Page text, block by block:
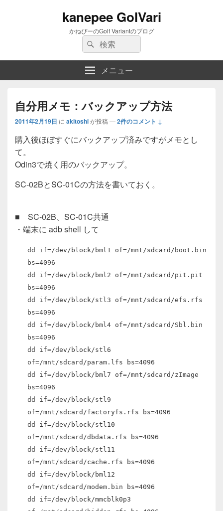
kanepee GolVari
かねぴーのGolf Variantのブログ
検
索:
検
索
メニュー
自分用メモ：バックアップ方法
2011年2月19日 に akitoshiが投稿 —2件のコメント ↓
購入後ほぼすぐにバックアップ済みですがメモとし
て。
Odin3で焼く用のバックアップ。
SC-02BとSC-01Cの方法を書いておく。
■ SC-02B、SC-01C共通
・端末に adb shell して
dd if=/dev/block/bml1 of=/mnt/sdcard/boot.bin
bs=4096
dd if=/dev/block/bml2 of=/mnt/sdcard/pit.pit
bs=4096
dd if=/dev/block/stl3 of=/mnt/sdcard/efs.rfs
bs=4096
dd if=/dev/block/bml4 of=/mnt/sdcard/Sbl.bin
bs=4096
dd if=/dev/block/stl6
of=/mnt/sdcard/param.lfs bs=4096
dd if=/dev/block/bml7 of=/mnt/sdcard/zImage
bs=4096
dd if=/dev/block/stl9
of=/mnt/sdcard/factoryfs.rfs bs=4096
dd if=/dev/block/stl10
of=/mnt/sdcard/dbdata.rfs bs=4096
dd if=/dev/block/stl11
of=/mnt/sdcard/cache.rfs bs=4096
dd if=/dev/block/bml12
of=/mnt/sdcard/modem.bin bs=4096
dd if=/dev/block/mmcblk0p3